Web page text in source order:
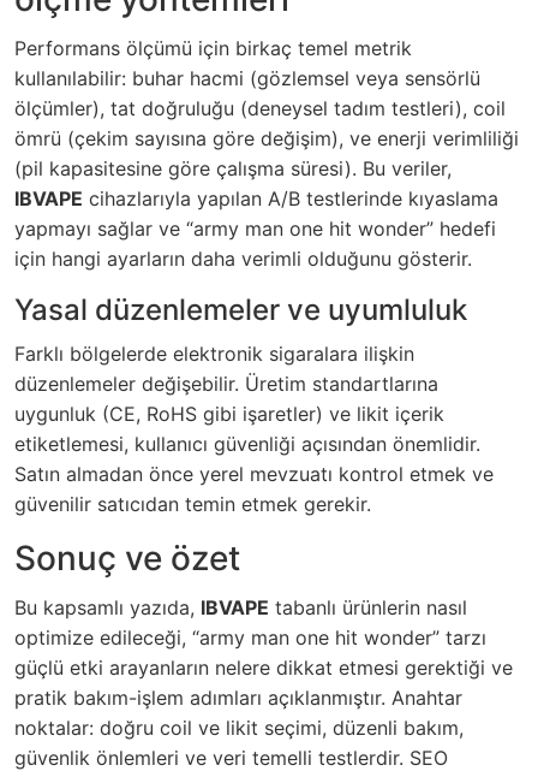
Performans ölçümü için birkaç temel metrik
kullanılabilir: buhar hacmi (gözlemsel veya sensörlü
ölçümler), tat doğruluğu (deneysel tadım testleri), coil
ömrü (çekim sayısına göre değişim), ve enerji verimliliği
(pil kapasitesine göre çalışma süresi). Bu veriler,
IBVAPE cihazlarıyla yapılan A/B testlerinde kıyaslama
yapmayı sağlar ve “army man one hit wonder” hedefi
için hangi ayarların daha verimli olduğunu gösterir.
Yasal düzenlemeler ve uyumluluk
Farklı bölgelerde elektronik sigaralara ilişkin
düzenlemeler değişebilir. Üretim standartlarına
uygunluk (CE, RoHS gibi işaretler) ve likit içerik
etiketlemesi, kullanıcı güvenliği açısından önemlidir.
Satın almadan önce yerel mevzuatı kontrol etmek ve
güvenilir satıcıdan temin etmek gerekir.
Sonuç ve özet
Bu kapsamlı yazıda, IBVAPE tabanlı ürünlerin nasıl
optimize edileceği, “army man one hit wonder” tarzı
güçlü etki arayanların nelere dikkat etmesi gerektiği ve
pratik bakım-işlem adımları açıklanmıştır. Anahtar
noktalar: doğru coil ve likit seçimi, düzenli bakım,
güvenlik önlemleri ve veri temelli testlerdir. SEO